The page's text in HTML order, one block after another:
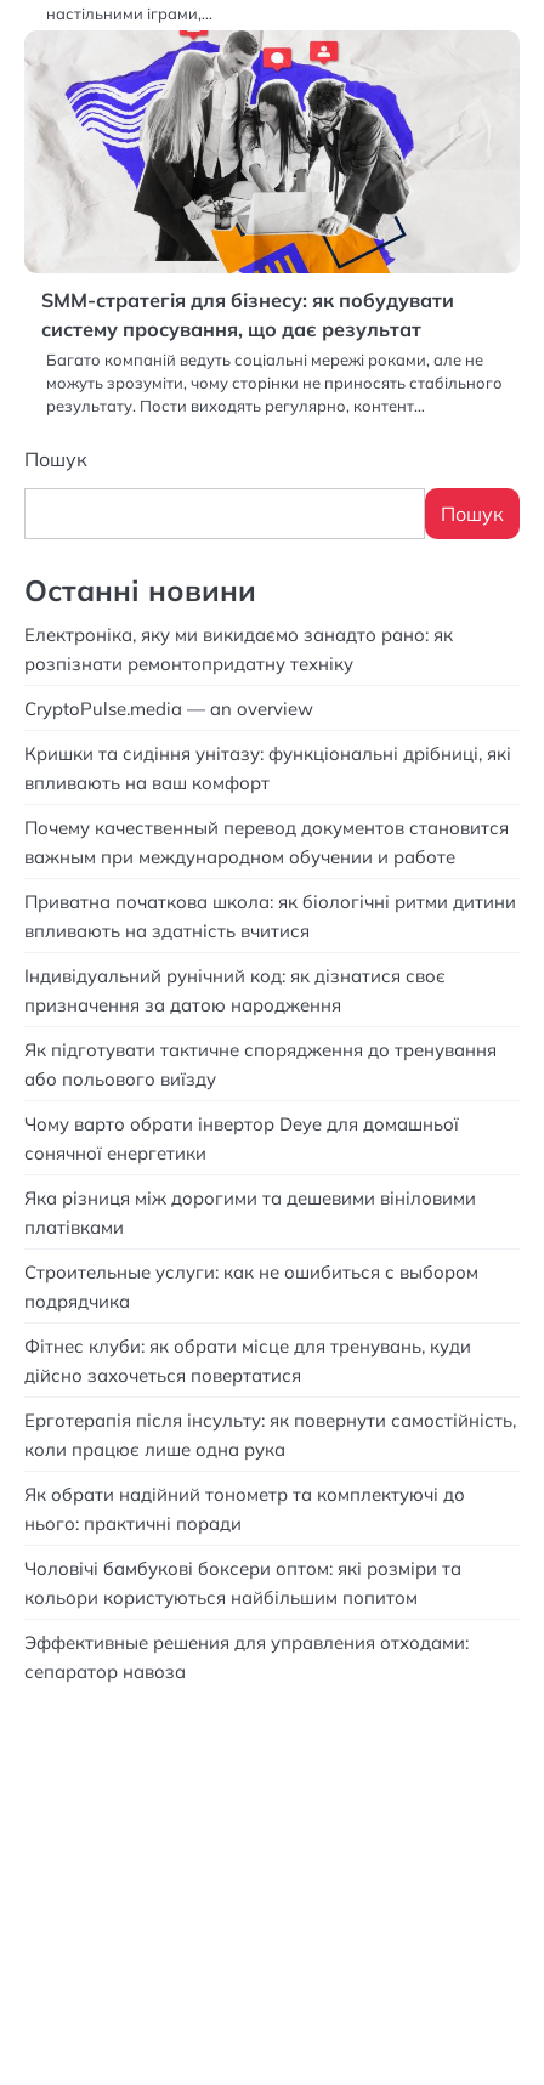
настільними іграми,…
SMM-стратегія для бізнесу: як побудувати
систему просування, що дає результат
Багато компаній ведуть соціальні мережі роками, але не
можуть зрозуміти, чому сторінки не приносять стабільного
результату. Пости виходять регулярно, контент…
Пошук
Пошук
Останні новини
Електроніка, яку ми викидаємо занадто рано: як
розпізнати ремонтопридатну техніку
CryptoPulse.media — an overview
Кришки та сидіння унітазу: функціональні дрібниці, які
впливають на ваш комфорт
Почему качественный перевод документов становится
важным при международном обучении и работе
Приватна початкова школа: як біологічні ритми дитини
впливають на здатність вчитися
Індивідуальний рунічний код: як дізнатися своє
призначення за датою народження
Як підготувати тактичне спорядження до тренування
або польового виїзду
Чому варто обрати інвертор Deye для домашньої
сонячної енергетики
Яка різниця між дорогими та дешевими вініловими
платівками
Строительные услуги: как не ошибиться с выбором
подрядчика
Фітнес клуби: як обрати місце для тренувань, куди
дійсно захочеться повертатися
Ерготерапія після інсульту: як повернути самостійність,
коли працює лише одна рука
Як обрати надійний тонометр та комплектуючі до
нього: практичні поради
Чоловічі бамбукові боксери оптом: які розміри та
кольори користуються найбільшим попитом
Эффективные решения для управления отходами:
сепаратор навоза